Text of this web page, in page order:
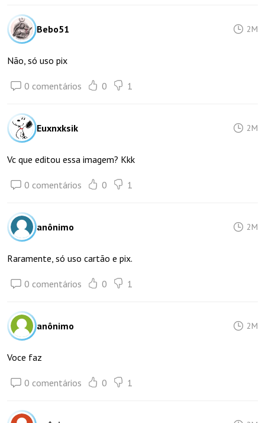
Bebo51 2M
Não, só uso pix
0 comentários 0 1
Euxnxksik 2M
Vc que editou essa imagem? Kkk
0 comentários 0 1
anônimo 2M
Raramente, só uso cartão e pix.
0 comentários 0 1
anônimo 2M
Voce faz
0 comentários 0 1